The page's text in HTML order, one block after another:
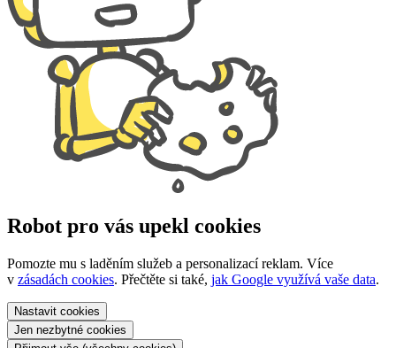
Robot pro vás upekl cookies
Pomozte mu s laděním služeb a personalizací reklam. Více
v zásadách cookies. Přečtěte si také, jak Google využívá vaše data.
Nastavit cookies
Jen nezbytné cookies